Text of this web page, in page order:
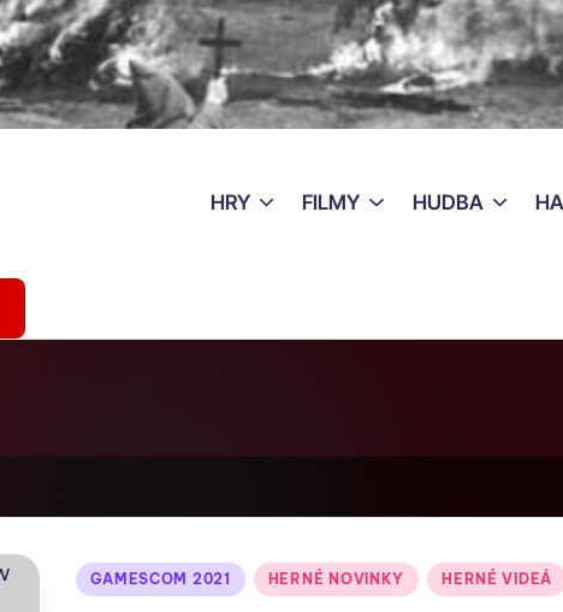
HRY FILMY HUDBA
GAMESCOM 2021 HERNÉ NOVINKY HERNÉ VIDEÁ